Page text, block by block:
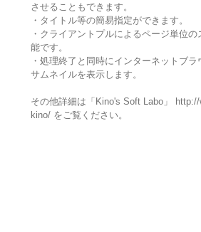
させることもできます。
・タイトル等の簡易指定ができます。
・クライアントプルによるページ単位
能です。
・処理終了と同時にインターネットブラ
サムネイルを表示します。
その他詳細は「Kino's Soft Labo」
kino/ をご覧ください。